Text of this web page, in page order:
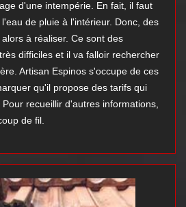
d'une intempérie. En fait, il faut
de pluie à l'intérieur. Donc, des
à réaliser. Ce sont des
difficiles et il va falloir rechercher
Artisan Espinos s'occupe de ces
qu'il propose des tarifs qui
recueillir d'autres informations,
de fil.